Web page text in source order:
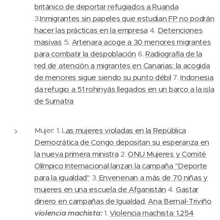
británico de deportar refugiados a Ruanda
3.Inmigrantes sin papeles que estudian FP no podrán
hacer las prácticas en la empresa 4. Detenciones
masivas 5. Artenara acoge a 30 menores migrantes
para combatir la despoblación 6. Radiografía de la
red de atención a migrantes en Canarias: la acogida
de menores sigue siendo su punto débil 7.Indonesia
da refugio a 51 rohinyás llegados en un barco a la isla
de Sumatra
Mujer: 1. L as mujeres violadas en la República
Democrática de Congo depositan su esperanza en
la nueva primera ministra 2.ONU Mujeres y Comité
Olímpico Internacional lanzan la campaña "Deporte
para la igualdad" 3. Envenenan a más de 70 niñas y
mujeres en una escuela de Afganistán 4. Gastar
dinero en campañas de Igualdad, Ana Bernal-Triviño
violencia machista:1.Violencia machista: 1.254